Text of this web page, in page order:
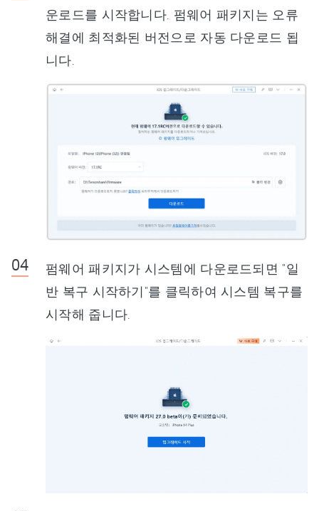
운로드를 시작합니다. 펌웨어 패키지는 오류
해결에 최적화된 버전으로 자동 다운로드 됩
니다.
펌웨어 패키지가 시스템에 다운로드되면 "일
반 복구 시작하기"를 클릭하여 시스템 복구를
시작해 줍니다.